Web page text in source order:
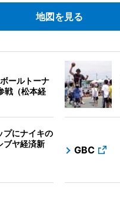
地図を見る
ールトーナ
戦（松本経
プにナイキの
ブヤ経済新
GBC